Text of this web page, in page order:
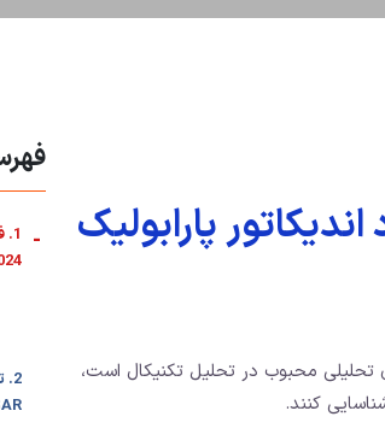
پارابولیک
تحلیلی محبوب در تحلیل تکنیکال است،
کنند.
-